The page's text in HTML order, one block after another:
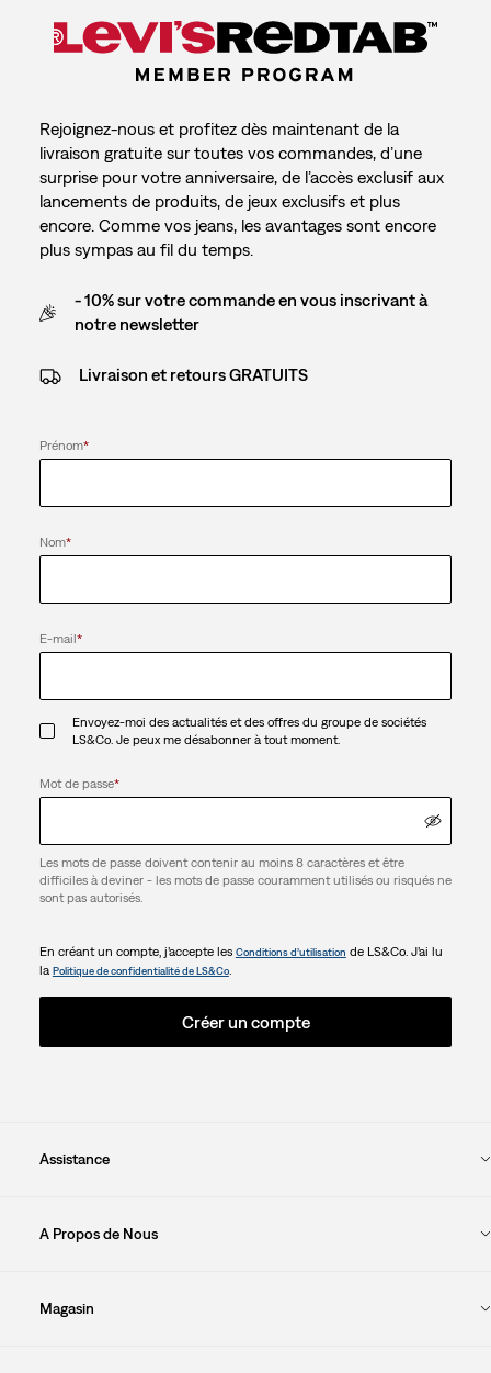
Rejoignez-nous et profitez dès maintenant de la
livraison gratuite sur toutes vos commandes, d’une
surprise pour votre anniversaire, de l’accès exclusif aux
lancements de produits, de jeux exclusifs et plus
encore. Comme vos jeans, les avantages sont encore
plus sympas au fil du temps.
- 10% sur votre commande en vous inscrivant à
notre newsletter
Livraison et retours GRATUITS
Prénom*
Nom*
E-mail*
Envoyez-moi des actualités et des offres du groupe de sociétés
LS&Co. Je peux me désabonner à tout moment.
Mot de passe*
Les mots de passe doivent contenir au moins 8 caractères et être
difficiles à deviner - les mots de passe couramment utilisés ou risqués ne
sont pas autorisés.
En créant un compte, j’accepte les Conditions d’utilisation de LS&Co. J’ai lu
la Politique de confidentialité de LS&Co.
Créer un compte
Assistance
A Propos de Nous
Magasin